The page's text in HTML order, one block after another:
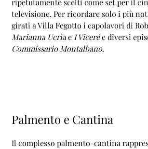
ripetutamente scelti come set per il
televisione. Per ricordare solo i più
girati a Villa Fegotto i capolavori di
Marianna Ucrìae I Vicerée diversi
Commissario Montalbano.
Palmento e Cantina
Il complesso palmento-cantina